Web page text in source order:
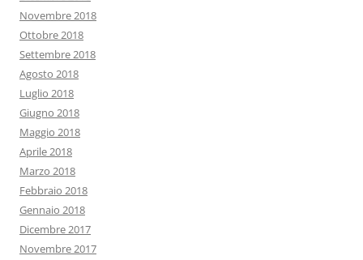
Novembre 2018
Ottobre 2018
Settembre 2018
Agosto 2018
Luglio 2018
Giugno 2018
Maggio 2018
Aprile 2018
Marzo 2018
Febbraio 2018
Gennaio 2018
Dicembre 2017
Novembre 2017